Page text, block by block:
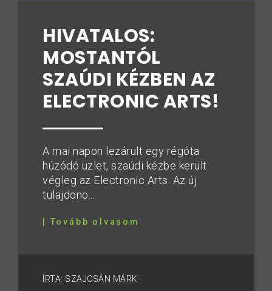
HIVATALOS:
MOSTANTÓL
SZAÚDI KÉZBEN AZ
ELECTRONIC ARTS!
A mai napon lezárult egy régóta
húzódó üzlet, szaúdi kézbe került
végleg az Electronic Arts. Az új
tulajdono...
| Tovább olvasom
ÍRTA: SZAJCSÁN MÁRK